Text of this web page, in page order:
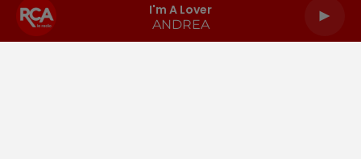
I'm A Lover
ANDREA